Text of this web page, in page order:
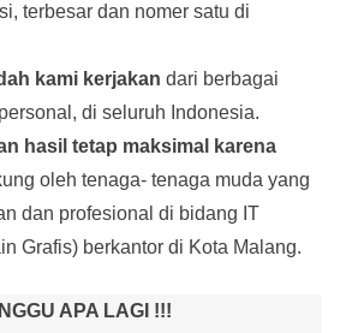
terbesar dan nomer satu di
kami kerjakan dari berbagai
di seluruh Indonesia.
hasil tetap maksimal karena
oleh tenaga- tenaga muda yang
dan profesional di bidang IT
Grafis) berkantor di Kota Malang.
APA LAGI !!!